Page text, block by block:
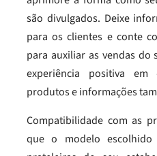
são divulgados. Deixe
para os clientes e conte
para auxiliar as vendas do
experiência positiva
produtos e informações
Compatibilidade com as
que o modelo